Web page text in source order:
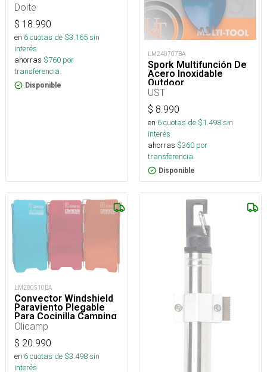
Doite
$ 18.990
en 6cuotas de $3.165sin
interés
ahorras $760 por
transferencia.
Disponible
LM240707BA
Spork Multifunción De
Acero Inoxidable
Outdoor
UST
$ 8.990
en 6cuotas de $1.498sin
interés
ahorras $360 por
transferencia.
Disponible
LM280510BA
Convector Windshield
Paraviento Plegable
Para Cocinilla Camping
Olicamp
$ 20.990
en 6cuotas de $3.498sin
interés